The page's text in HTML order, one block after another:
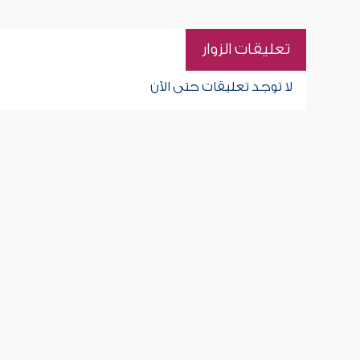
تعليقات الزوار
لا توجد تعليقات حتى الآن